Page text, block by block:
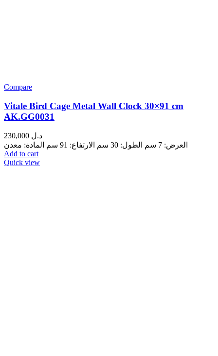
Compare
Vitale Bird Cage Metal Wall Clock 30×91 cm
AK.GG0031
د.ل
العرض: 7 سم الطول: 30 سم الارتفاع: 91 سم المادة: معدن
Add to cart
Quick view